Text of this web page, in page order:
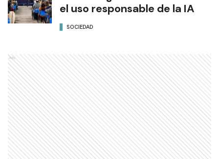
el uso responsable de la IA
SOCIEDAD
Ads